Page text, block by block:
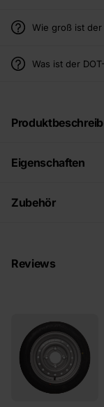
Wie groß ist der
Was ist der
Eigenschaften
Zubehör
Reviews